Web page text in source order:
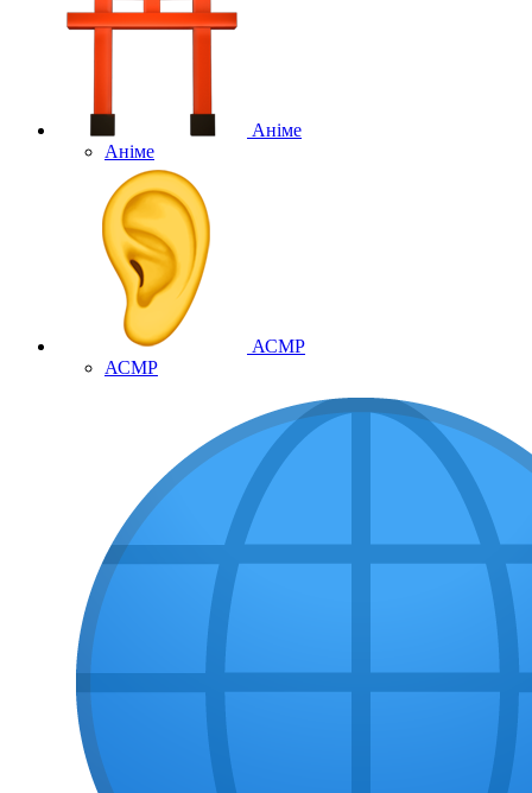
Аніме
Аніме
АСМР
АСМР